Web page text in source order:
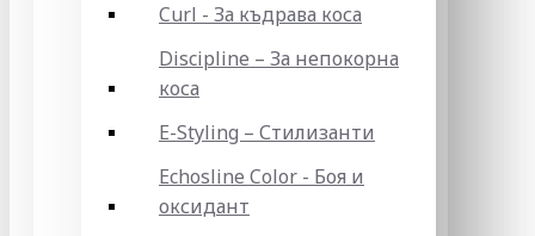
Curl - За къдрава коса
Discipline – За непокорна
коса
E-Styling – Стилизанти
Echosline Color - Боя и
оксидант